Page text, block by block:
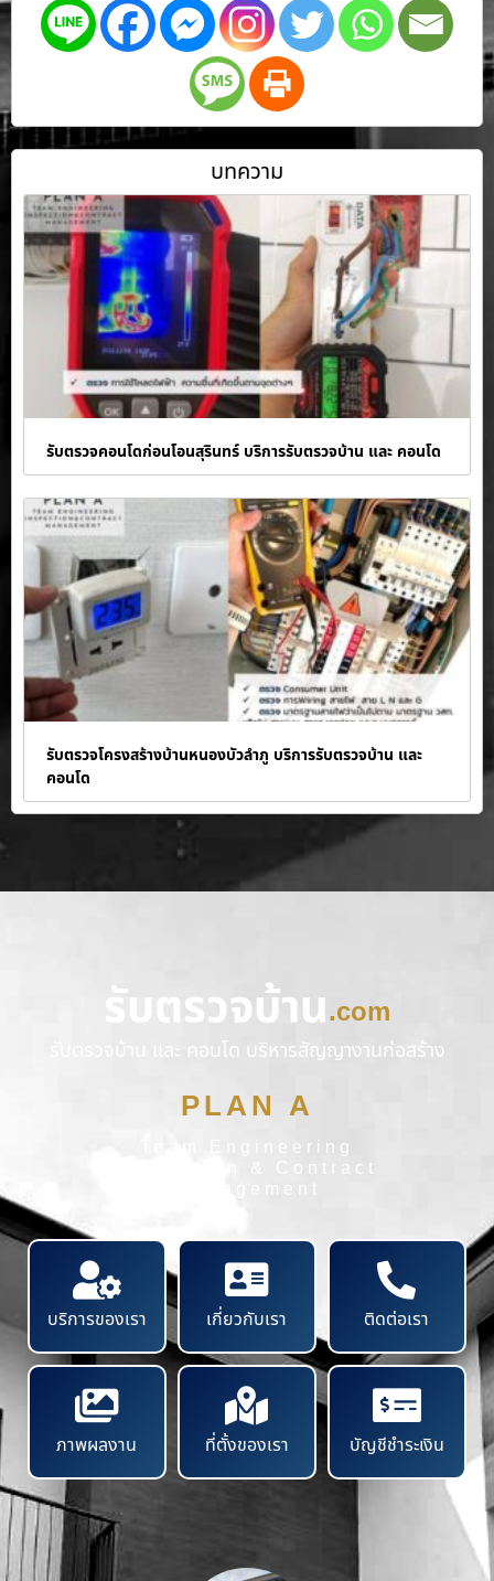
บทความ
รับตรวจคอนโดก่อนโอนสุรินทร์ บริการรับตรวจบ้าน และ คอนโด
รับตรวจโครงสร้างบ้านหนองบัวลำภู บริการรับตรวจบ้าน และ
คอนโด
รับตรวจบ้าน.com
รับตรวจบ้าน และ คอนโด บริหารสัญญางานก่อสร้าง
PLAN A
Team Engineering
Inspection & Contract
Management
บริการของเรา เกี่ยวกับเรา ติดต่อเรา
ภาพผลงาน ที่ตั้งของเรา บัญชีชำระเงิน